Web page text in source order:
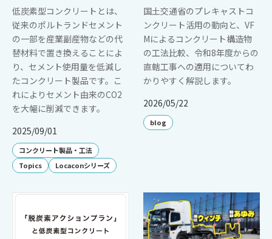
低炭素型コンクリートとは、
従来のポルトランドセメント
の一部を産業副産物などの代
替材料で置き換えることによ
り、セメント使用量を低減し
たコンクリート製品です。こ
れによりセメント由来のCO2
を大幅に削減できます。
2025/09/01
コンクリート製品・工法
Topics
Locaconシリーズ
国土交通省のプレキャストコ
ンクリート活用の動向と、VF
Mによるコンクリート構造物
の工法比較、令和8年度からの
直轄工事への適用についてわ
かりやすく解説します。
2026/05/22
blog